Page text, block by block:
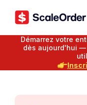
Démarrez votre
dès aujourd'hui —